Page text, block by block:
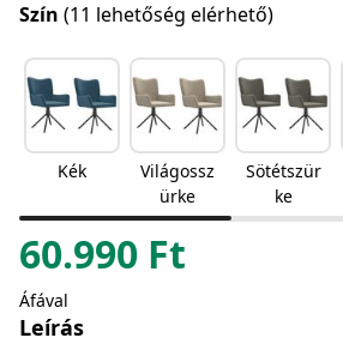
Szín (11 lehetőség elérhető)
Kék
Világossz
ürke
Sötétszür
ke
60.990 Ft
Áfával
Leírás